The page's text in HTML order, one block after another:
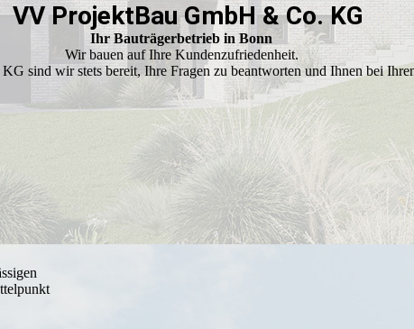
VV ProjektBau GmbH & Co. KG
Ihr Bauträgerbetrieb in Bonn
Wir bauen auf Ihre Kundenzufriedenheit.
sind wir stets bereit, Ihre Fragen zu beantworten und Ihnen bei